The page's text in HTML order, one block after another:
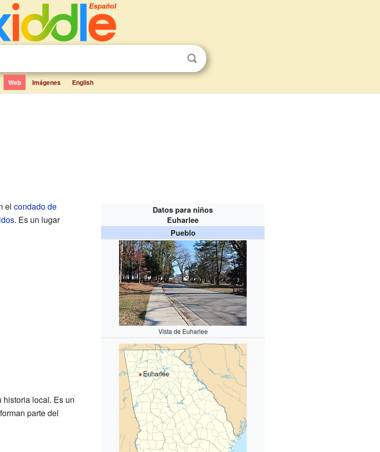
Web Imágenes English
Datos para niños
Euharlee
Pueblo
Vista de Euharlee
Euharlee
el condado de
. Es un lugar
historia local. Es un
parte del